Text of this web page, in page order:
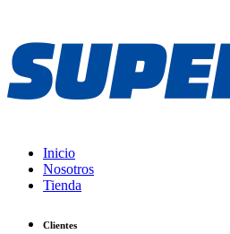
Inicio
Nosotros
Tienda
Clientes